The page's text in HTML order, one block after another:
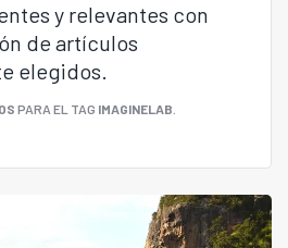
y relevantes con
de artículos
elegidos.
PARA EL TAG IMAGINELAB